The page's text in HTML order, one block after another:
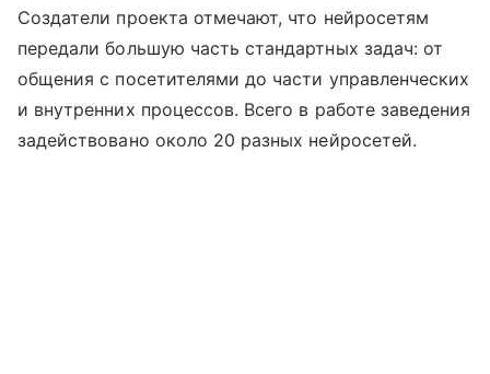
Создатели проекта отмечают, что нейросетям
передали большую часть стандартных задач: от
общения с посетителями до части управленческих
и внутренних процессов. Всего в работе заведения
задействовано около 20 разных нейросетей.